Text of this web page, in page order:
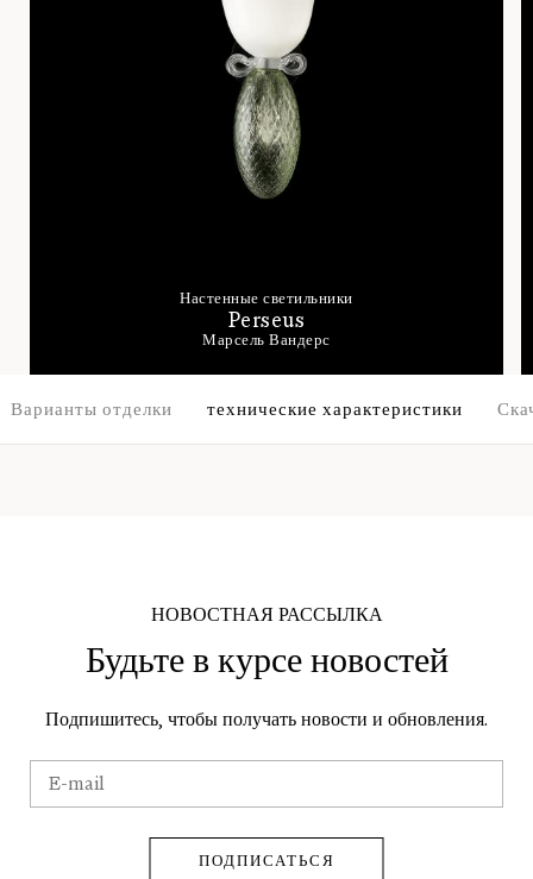
Настенные светильники
Perseus
Марсель Вандерс
Варианты отделки технические характеристики
НОВОСТНАЯ РАССЫЛКА
Будьте в курсе новостей
Подпишитесь, чтобы получать новости и обновления.